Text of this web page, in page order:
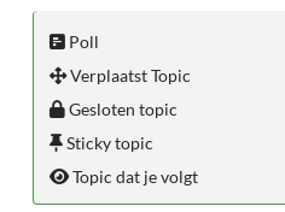
Poll
Verplaatst Topic
Gesloten topic
Sticky topic
Topic dat je volgt